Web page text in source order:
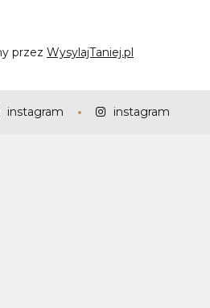
przez WysylajTaniej.pl
instagram instagram